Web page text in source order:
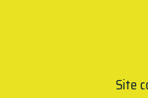
Site